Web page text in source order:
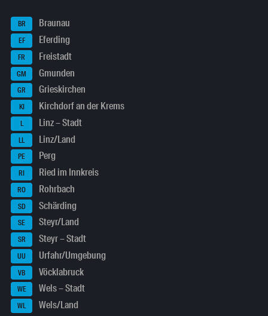
BR Braunau
EF Eferding
FR Freistadt
GM Gmunden
GR Grieskirchen
KI Kirchdorf an der Krems
L Linz – Stadt
LL Linz/Land
PE Perg
RI Ried im Innkreis
RO Rohrbach
SD Schärding
SE Steyr/Land
SR Steyr – Stadt
UU Urfahr/Umgebung
VB Vöcklabruck
WE Wels – Stadt
WL Wels/Land